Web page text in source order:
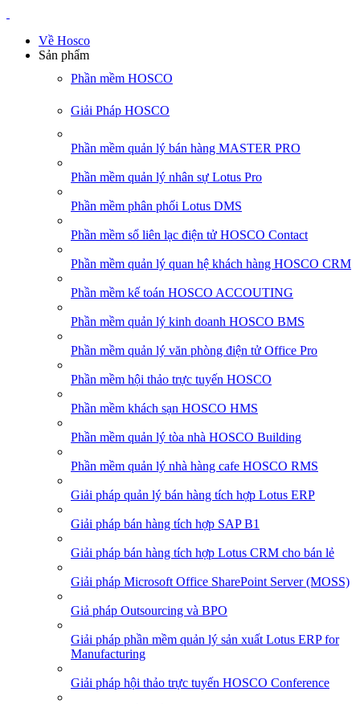
Về Hosco
Sản phẩm
Phần mềm HOSCO
Giải Pháp HOSCO
Phần mềm quản lý bán hàng MASTER PRO
Phần mềm quản lý nhân sự Lotus Pro
Phần mềm phân phối Lotus DMS
Phần mềm sổ liên lạc điện tử HOSCO Contact
Phần mềm quản lý quan hệ khách hàng HOSCO CRM
Phần mềm kế toán HOSCO ACCOUTING
Phần mềm quản lý kinh doanh HOSCO BMS
Phần mềm quản lý văn phòng điện tử Office Pro
Phần mềm hội thảo trực tuyến HOSCO
Phần mềm khách sạn HOSCO HMS
Phần mềm quản lý tòa nhà HOSCO Building
Phần mềm quản lý nhà hàng cafe HOSCO RMS
Giải pháp quản lý bán hàng tích hợp Lotus ERP
Giải pháp bán hàng tích hợp SAP B1
Giải pháp bán hàng tích hợp Lotus CRM cho bán lẻ
Giải pháp Microsoft Office SharePoint Server (MOSS)
Giả pháp Outsourcing và BPO
Giải pháp phần mềm quản lý sản xuất Lotus ERP for
Manufacturing
Giải pháp hội thảo trực tuyến HOSCO Conference